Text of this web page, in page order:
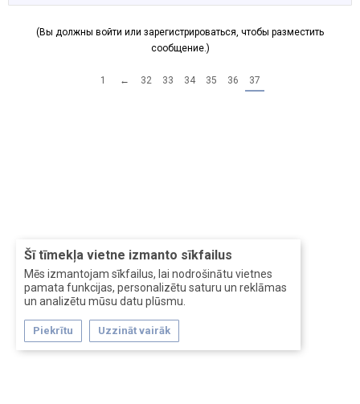
Šī tīmekļa vietne izmanto sīkfailus
Mēs izmantojam sīkfailus, lai nodrošinātu vietnes
pamata funkcijas, personalizētu saturu un reklāmas
un analizētu mūsu datu plūsmu.
Piekrītu Uzzināt vairāk
(Вы должны войти или зарегистрироваться, чтобы разместить
сообщение.)
1 ← 32 33 34 35 36 37